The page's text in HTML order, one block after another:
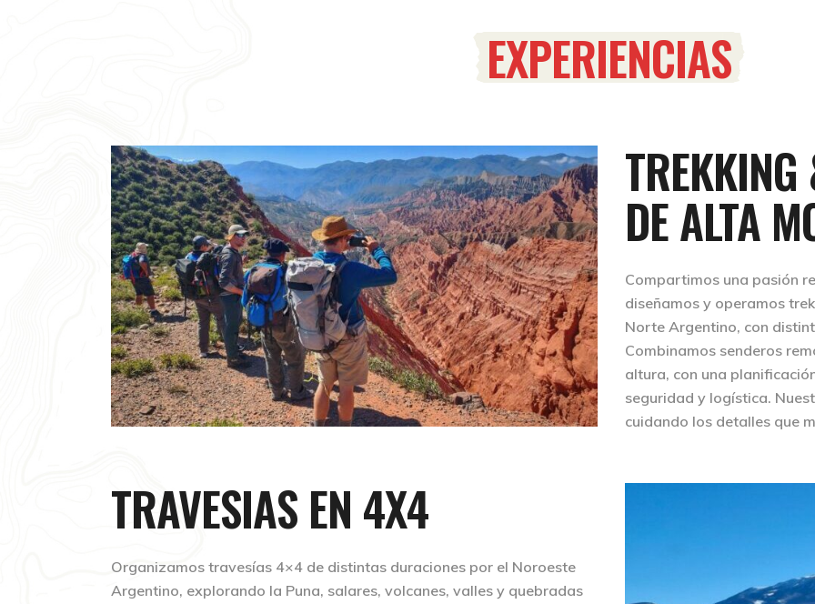
EXPERIENCIAS
TREKKING
DE ALTA
Compartimos una pasión
diseñamos y operamos
Norte Argentino, con
Combinamos senderos
altura, con una
seguridad y logística.
cuidando los detalles que
TRAVESIAS EN 4X4
Organizamos travesías 4×4 de distintas duraciones por el Noroeste
Argentino, explorando la Puna, salares, volcanes, valles y quebradas